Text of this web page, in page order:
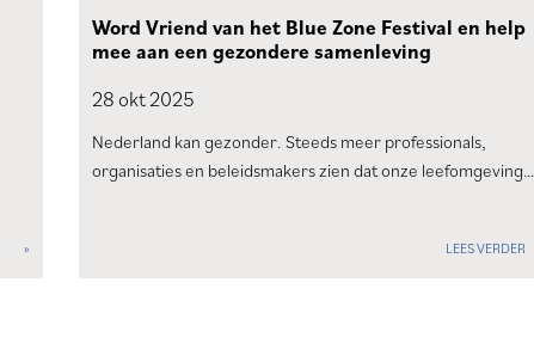
Word Vriend van het Blue Zone Festival en help
mee aan een gezondere samenleving
28 okt2025
Nederland kan gezonder. Steeds meer professionals,
organisaties en beleidsmakers zien dat onze leefomgeving…
LEES VERDER